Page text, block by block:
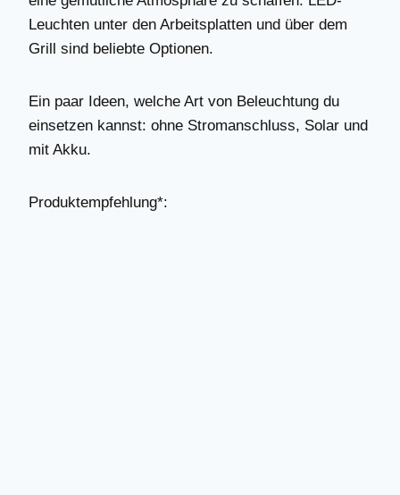
Leuchten unter den Arbeitsplatten und über dem
Grill sind beliebte Optionen.
Ein paar Ideen, welche Art von Beleuchtung du
einsetzen kannst: ohne Stromanschluss, Solar und
mit Akku.
Produktempfehlung*: